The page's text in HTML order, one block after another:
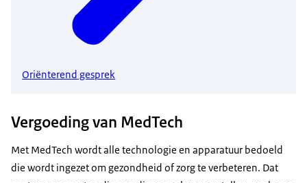
Oriënterend gesprek
Vergoeding van MedTech
Met MedTech wordt alle technologie en apparatuur bedoeld
die wordt ingezet om gezondheid of zorg te verbeteren. Dat